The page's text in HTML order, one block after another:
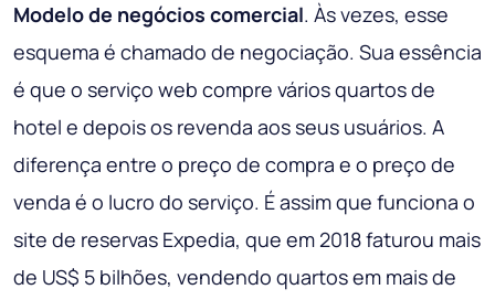
Modelo de negócios comercial. Às vezes, esse
esquema é chamado de negociação. Sua essência
é que o serviço web compre vários quartos de
hotel e depois os revenda aos seus usuários. A
diferença entre o preço de compra e o preço de
venda é o lucro do serviço. É assim que funciona o
site de reservas Expedia, que em 2018 faturou mais
de US$ 5 bilhões, vendendo quartos em mais de